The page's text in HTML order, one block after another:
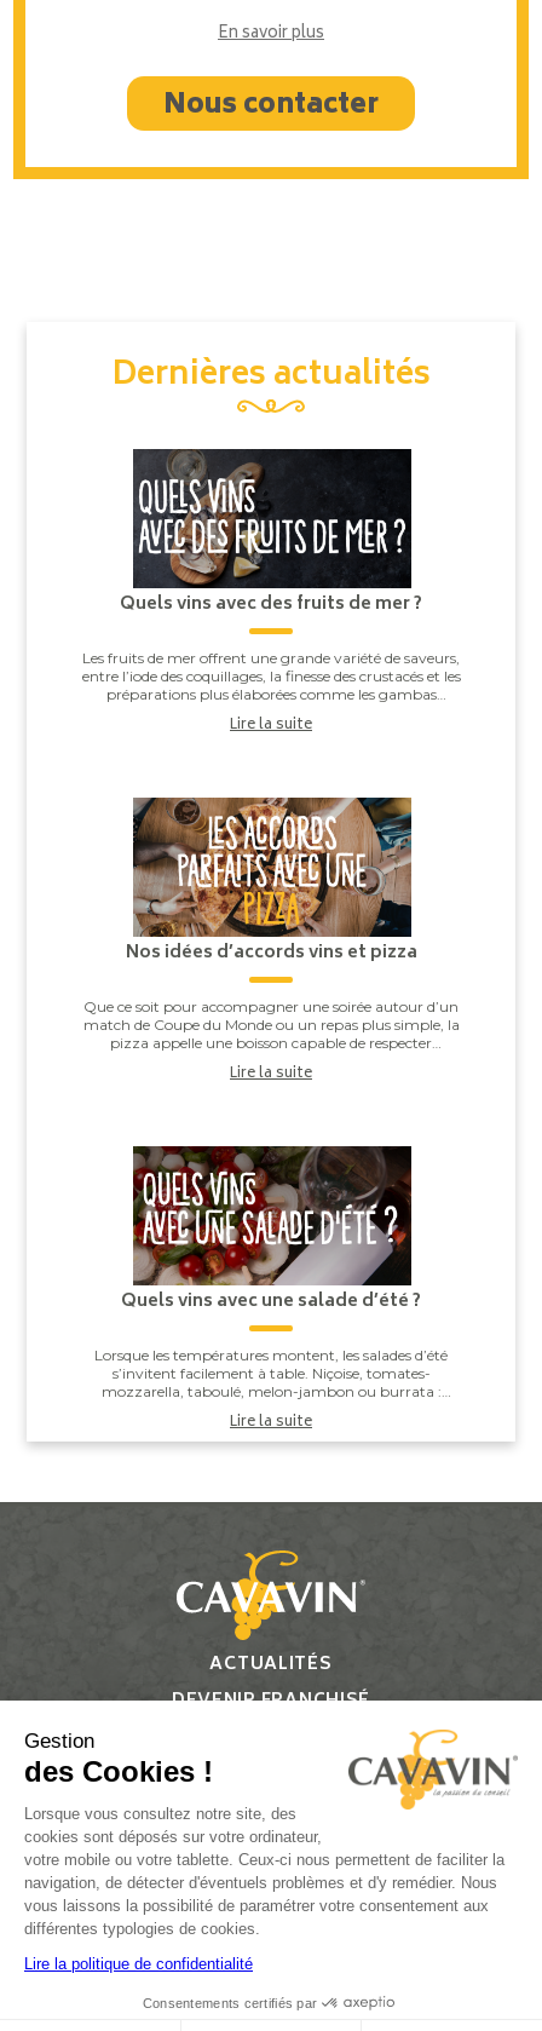
En savoir plus
Nous contacter
Dernières actualités
Quels vins avec des fruits de mer ?
Les fruits de mer offrent une grande variété de saveurs,
entre l’iode des coquillages, la finesse des crustacés et les
préparations plus élaborées comme les gambas
Lire la suite
Nos idées d’accords vins et pizza
Que ce soit pour accompagner une soirée autour d’un
match de Coupe du Monde ou un repas plus simple, la
pizza appelle une boisson capable de respecter
Lire la suite
Quels vins avec une salade d’été ?
Lorsque les températures montent, les salades d’été
s’invitent facilement à table. Niçoise, tomates-
mozzarella, taboulé, melon-jambon ou burrata :
Lire la suite
ACTUALITÉS
DEVENIR FRANCHISÉ
Suivez-nous
L’ABUS D’ALCOOL EST DANGEREUX POUR LA SANTÉ, À
Gestion
des Cookies !
Lorsque vous consultez notre site, des
cookies sont déposés sur votre ordinateur,
votre mobile ou votre tablette. Ceux-ci nous permettent de faciliter la
navigation, de détecter d'éventuels problèmes et d'y remédier. Nous
vous laissons la possibilité de paramétrer votre consentement aux
différentes typologies de cookies.
Lire la politique de confidentialité
Consentements certifiés par